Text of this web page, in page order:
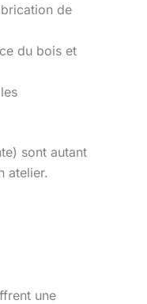
de
du bois et
sont autant
atelier.
une